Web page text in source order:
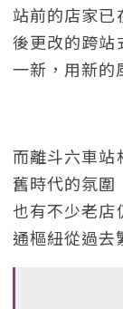
站前的店家已
後更改的跨站
一新，用新的
而離斗六車站
舊時代的氛圍
也有不少老店
通樞紐從過去